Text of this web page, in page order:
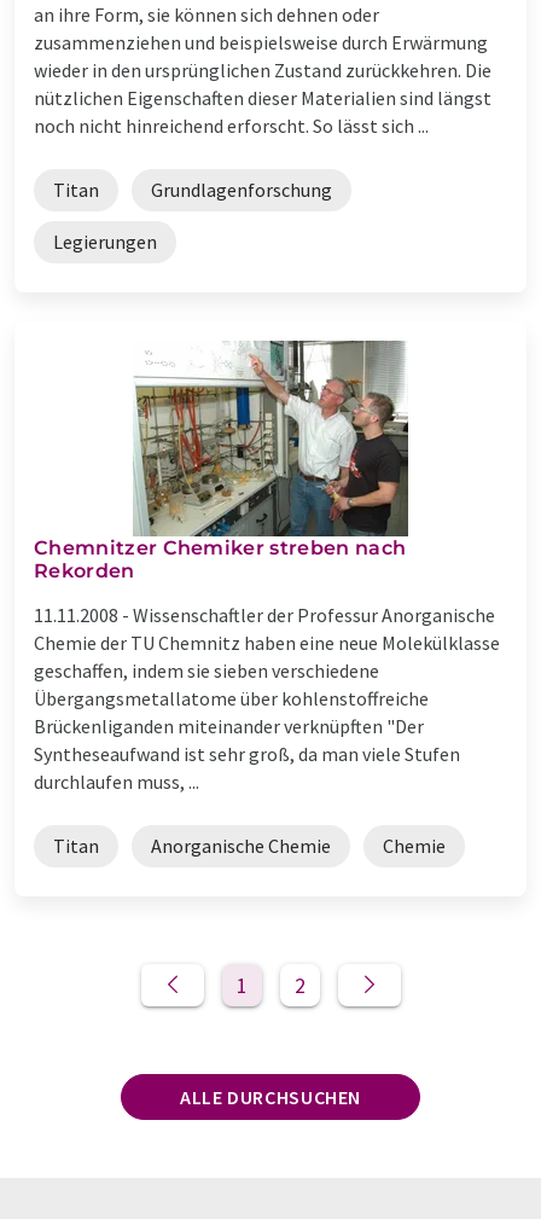
an ihre Form, sie können sich dehnen oder
zusammenziehen und beispielsweise durch Erwärmung
wieder in den ursprünglichen Zustand zurückkehren. Die
nützlichen Eigenschaften dieser Materialien sind längst
noch nicht hinreichend erforscht. So lässt sich ...
Titan Grundlagenforschung
Legierungen
Chemnitzer Chemiker streben nach
Rekorden
11.11.2008 - Wissenschaftler der Professur Anorganische
Chemie der TU Chemnitz haben eine neue Molekülklasse
geschaffen, indem sie sieben verschiedene
Übergangsmetallatome über kohlenstoffreiche
Brückenliganden miteinander verknüpften "Der
Syntheseaufwand ist sehr groß, da man viele Stufen
durchlaufen muss, ...
Titan Anorganische Chemie Chemie
1 2
ALLE DURCHSUCHEN